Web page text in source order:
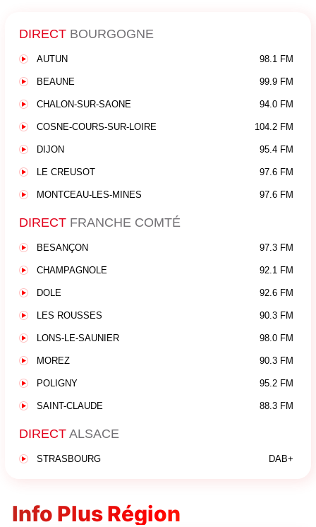
DIRECT BOURGOGNE
AUTUN 98.1 FM
BEAUNE 99.9 FM
CHALON-SUR-SAONE 94.0 FM
COSNE-COURS-SUR-LOIRE 104.2 FM
DIJON 95.4 FM
LE CREUSOT 97.6 FM
MONTCEAU-LES-MINES 97.6 FM
DIRECT FRANCHE COMTÉ
BESANÇON 97.3 FM
CHAMPAGNOLE 92.1 FM
DOLE 92.6 FM
LES ROUSSES 90.3 FM
LONS-LE-SAUNIER 98.0 FM
MOREZ 90.3 FM
POLIGNY 95.2 FM
SAINT-CLAUDE 88.3 FM
DIRECT ALSACE
STRASBOURG DAB+
Info Plus Région